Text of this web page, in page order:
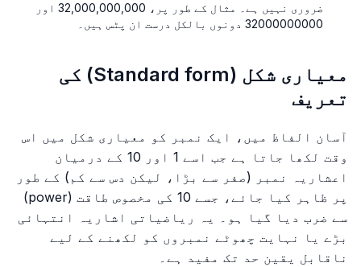
ضروری نہیں ہے۔ مثال کے طور پر، 32,000,000,000 اور
32000000000 دونوں بالکل درست ان پٹس ہیں۔
معیاری شکل (Standard form) کی
تعریف
آسان الفاظ میں، ایک نمبر کو معیاری شکل میں اس
وقت لکھا جاتا ہے جب اسے 1 اور 10 کے درمیان
اعشاریہ نمبر (صفر سے بڑا، لیکن دس سے کم) کے طور
پر ظاہر کیا جائے، جسے 10 کی مخصوص طاقت (power)
سے ضرب دیا گیا ہو۔ یہ ریاضیاتی اشاریہ انتہائی
بڑے یا نہایت چھوٹے نمبروں کو لکھنے کے لیے
ناقابل یقین حد تک مفید ہے۔